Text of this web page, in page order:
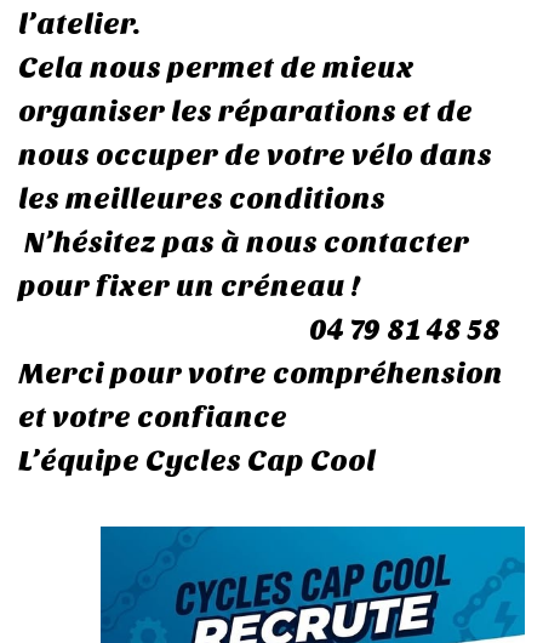
l’atelier.
Cela nous permet de mieux
organiser les réparations et de
nous occuper de votre vélo dans
les meilleures conditions
N’hésitez pas à nous contacter
pour fixer un créneau !
04 79 81 48 58
Merci pour votre compréhension
et votre confiance
L’équipe Cycles Cap Cool